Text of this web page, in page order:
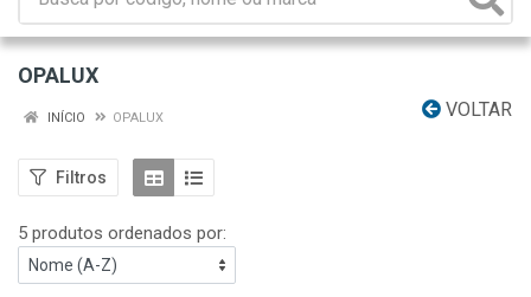
OPALUX
VOLTAR
INÍCIO OPALUX
Filtros
5 produtos ordenados por: